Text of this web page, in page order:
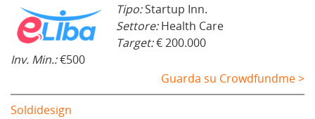
Tipo:Startup Inn.
Settore:Health Care
Target:€ 200.000
Inv. Min.:€500
Guarda su Crowdfundme >
Soldidesign